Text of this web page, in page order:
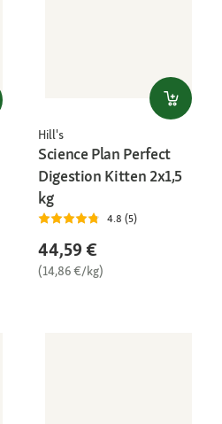
Hill's
Science Plan Perfect
Digestion Kitten 2x1,5
kg
4.8 (5)
44,59 €
(14,86 €/kg)